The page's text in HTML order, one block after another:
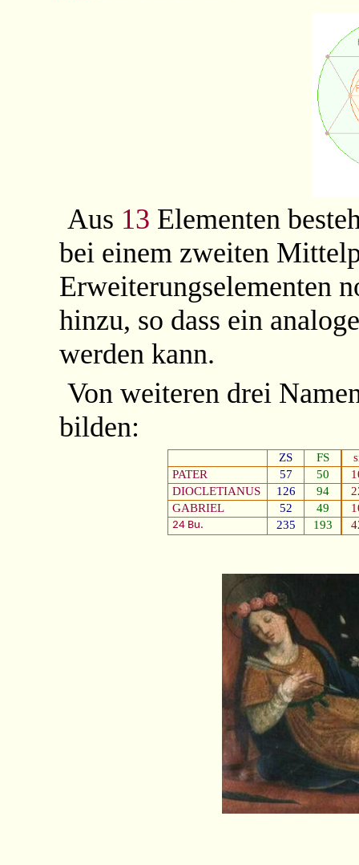
Aus 13 Elementen
bei einem zweiten
Erweiterungselementen
hinzu, so dass ein
werden kann.
Von weiteren drei
bilden:
ZS FS
PATER
57 50
DIOCLETIANUS
126 94
GABRIEL
52 49
24 Bu. 235 193